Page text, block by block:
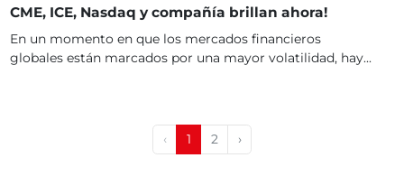
CME, ICE, Nasdaq y compañía brillan ahora!
En un momento en que los mercados financieros
globales están marcados por una mayor volatilidad, hay...
‹ 1 2 ›